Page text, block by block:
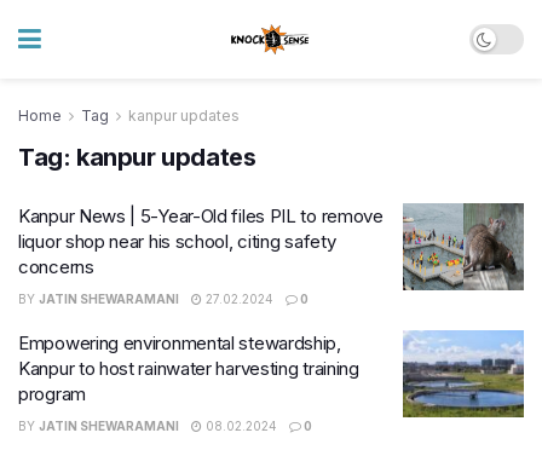
Home Tag kanpur updates
Tag: kanpur updates
Kanpur News | 5-Year-Old files PIL to remove
liquor shop near his school, citing safety
concerns
BY JATIN SHEWARAMANI 27.02.2024 0
Empowering environmental stewardship,
Kanpur to host rainwater harvesting training
program
BY JATIN SHEWARAMANI 08.02.2024 0